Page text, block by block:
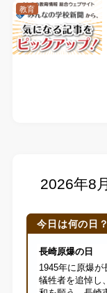
教育
今日は何の日？